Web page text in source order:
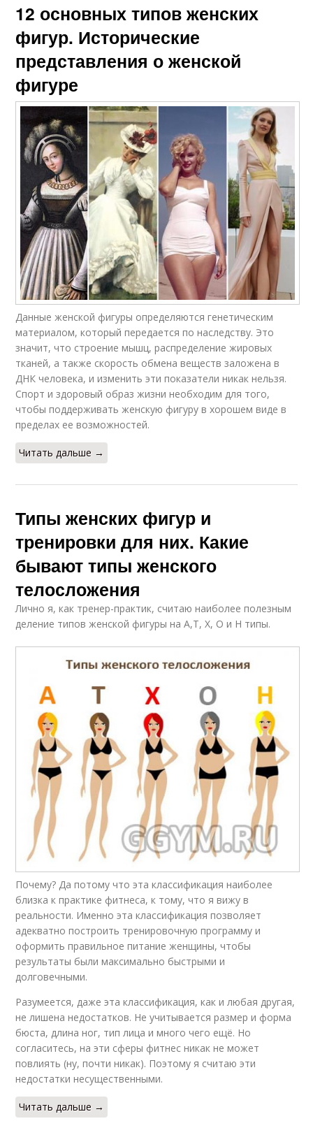
12 основных типов женских
фигур. Исторические
представления о женской
фигуре
Данные женской фигуры определяются генетическим
материалом, который передается по наследству. Это
значит, что строение мышц, распределение жировых
тканей, а также скорость обмена веществ заложена в
ДНК человека, и изменить эти показатели никак нельзя.
Спорт и здоровый образ жизни необходим для того,
чтобы поддерживать женскую фигуру в хорошем виде в
пределах ее возможностей.
Читать дальше →
Типы женских фигур и
тренировки для них. Какие
бывают типы женского
телосложения
Лично я, как тренер-практик, считаю наиболее полезным
деление типов женской фигуры на А,Т, Х, О и Н типы.
Почему? Да потому что эта классификация наиболее
близка к практике фитнеса, к тому, что я вижу в
реальности. Именно эта классификация позволяет
адекватно построить тренировочную программу и
оформить правильное питание женщины, чтобы
результаты были максимально быстрыми и
долговечными.
Разумеется, даже эта классификация, как и любая другая,
не лишена недостатков. Не учитывается размер и форма
бюста, длина ног, тип лица и много чего ещё. Но
согласитесь, на эти сферы фитнес никак не может
повлиять (ну, почти никак). Поэтому я считаю эти
недостатки несущественными.
Читать дальше →